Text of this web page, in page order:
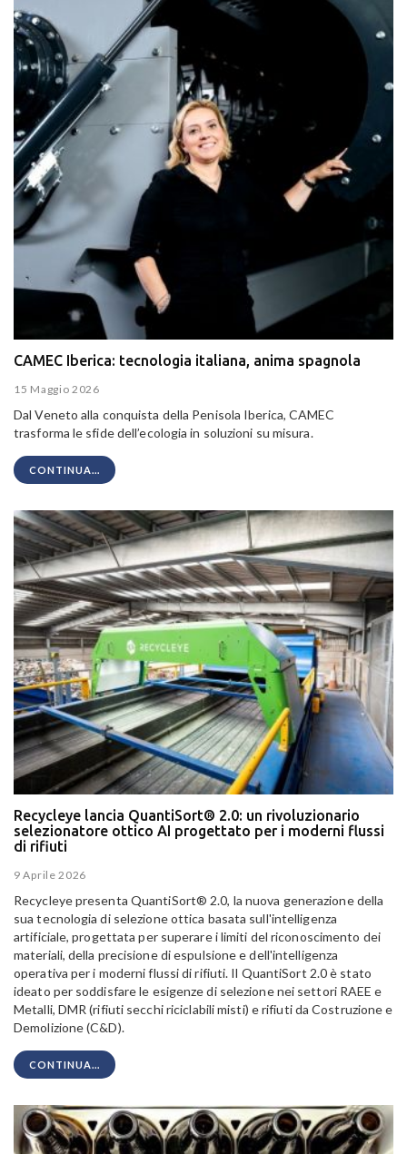
CAMEC Iberica: tecnologia italiana, anima spagnola
15 Maggio 2026
Dal Veneto alla conquista della Penisola Iberica, CAMEC
trasforma le sfide dell’ecologia in soluzioni su misura.
CONTINUA...
Recycleye lancia QuantiSort® 2.0: un rivoluzionario
selezionatore ottico AI progettato per i moderni flussi
di rifiuti
9 Aprile 2026
Recycleye presenta QuantiSort® 2.0, la nuova generazione della
sua tecnologia di selezione ottica basata sull'intelligenza
artificiale, progettata per superare i limiti del riconoscimento dei
materiali, della precisione di espulsione e dell'intelligenza
operativa per i moderni flussi di rifiuti. Il QuantiSort 2.0 è stato
ideato per soddisfare le esigenze di selezione nei settori RAEE e
Metalli, DMR (rifiuti secchi riciclabili misti) e rifiuti da Costruzione e
Demolizione (C&D).
CONTINUA...